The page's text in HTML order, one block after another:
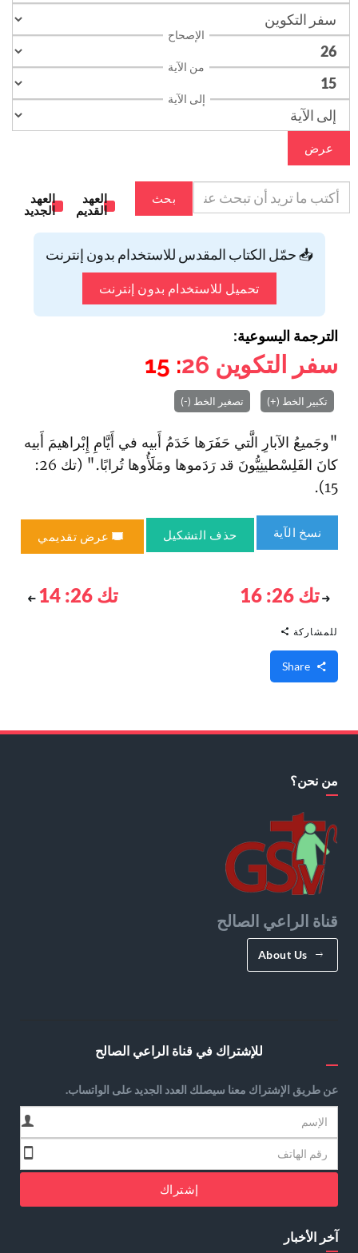
الإصحاح
من الآية
إلى الآية
عرض
بحث
العهد
القديم
العهد
الجديد
📥 حمّل الكتاب المقدس للاستخدام بدون إنترنت
تحميل للاستخدام بدون إنترنت
الترجمة اليسوعية:
سفر التكوين 26
: 15
تكبير الخط (+) تصغير الخط (-)
"وجَميعُ الآبارِ الَّتي حَفَرَها خَدَمُ أَبيه في أَيَّامِ إِبْراهيمَ أَبيه
كانَ الفَلِسْطينِيُّونَ قد رَدَموها ومَلَأُوها تُرابًا." (تك 26:
15).
نسخ الآية حذف التشكيل عرض تقديمي
تك 26: 16 تك 26: 14
للمشاركة
من نحن؟
قناة الراعي الصالح
About Us
للإشتراك في قناة الراعي الصالح
عن طريق الإشتراك معنا سيصلك العدد الجديد على الواتساب.
إشتراك
آخر الأخبار